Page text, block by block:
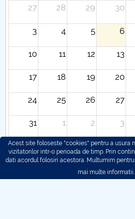
27
28 29 30
3 4 5 6
10 11 12 13
17 18 19 20
24 25 26 27
31 1 2 3
Acest site foloseste "cookies" pentru a usura
vizitatorilor intr-o perioada de timp. Prin
dati acordul folosiri acestora. Multumim
mai multe informatii.